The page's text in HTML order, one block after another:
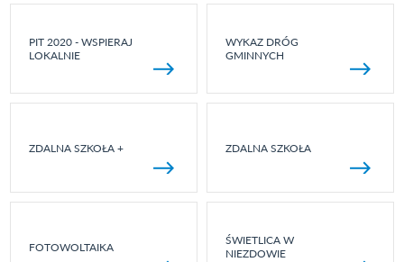
PIT 2020 - WSPIERAJ
LOKALNIE
WYKAZ DRÓG
GMINNYCH
ZDALNA SZKOŁA + ZDALNA SZKOŁA
FOTOWOLTAIKA
ŚWIETLICA W
NIEZDOWIE